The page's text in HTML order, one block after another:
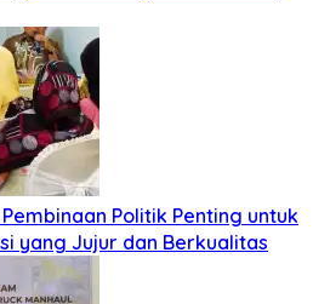
Politik Penting untuk
yang Jujur dan Berkualitas